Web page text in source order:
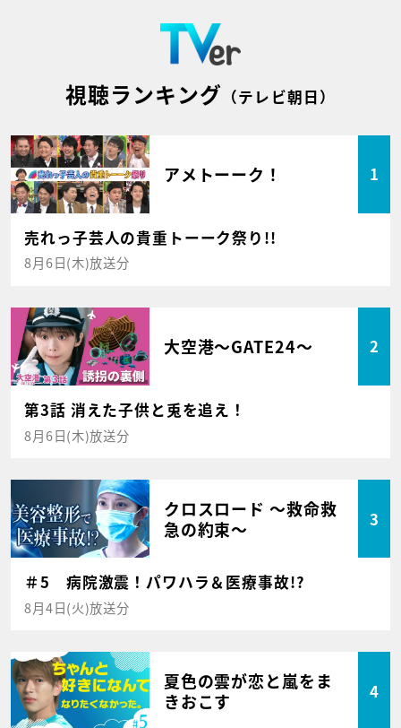
視聴ランキング （テレビ朝日）
アメトーーク！ 1
売れっ子芸人の貴重トーーク祭り!!
8月6日(木)放送分
大空港～GATE24～ 2
第3話 消えた子供と兎を追え！
8月6日(木)放送分
クロスロード ～救命救
急の約束～
3
＃5 病院激震！パワハラ＆医療事故!?
8月4日(火)放送分
夏色の雲が恋と嵐をま
きおこす
4